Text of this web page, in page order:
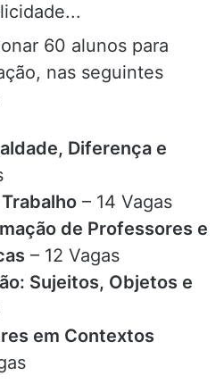
60 alunos para
nas seguintes
Diferença e
– 14 Vagas
de Professores e
– 12 Vagas
Sujeitos, Objetos e
em Contextos